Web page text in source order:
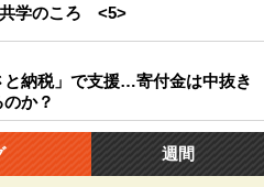
学のころ <5>
納税」で支援…寄付金は中抜き
か？
週間